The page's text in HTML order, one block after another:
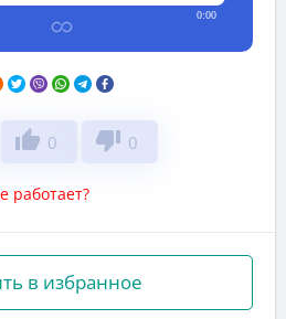
0:00
thumb_up 0 thumb_down 0
работает?
в избранное